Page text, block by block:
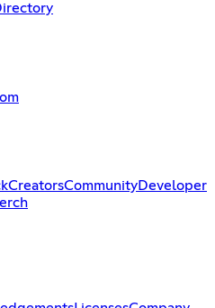
CreatorsCommunityDeveloper